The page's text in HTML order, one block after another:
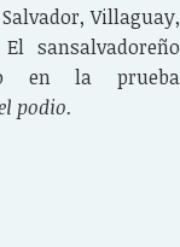
Villaguay,
sansalvadoreño
en la prueba
podio.